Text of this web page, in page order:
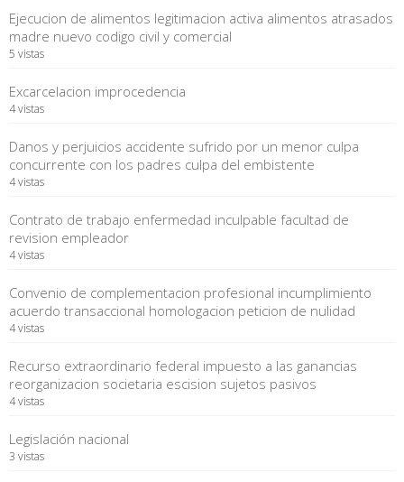
Ejecucion de alimentos legitimacion activa alimentos atrasados
madre nuevo codigo civil y comercial
5 vistas
Excarcelacion improcedencia
4 vistas
Danos y perjuicios accidente sufrido por un menor culpa
concurrente con los padres culpa del embistente
4 vistas
Contrato de trabajo enfermedad inculpable facultad de
revision empleador
4 vistas
Convenio de complementacion profesional incumplimiento
acuerdo transaccional homologacion peticion de nulidad
4 vistas
Recurso extraordinario federal impuesto a las ganancias
reorganizacion societaria escision sujetos pasivos
4 vistas
Legislación nacional
3 vistas